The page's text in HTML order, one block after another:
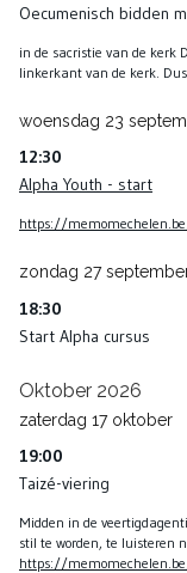
Oecumenisch bidden
in de sacristie van de kerk
linkerkant van de kerk.
woensdag 23
12:30
Alpha Youth - start
https://
zondag 27
18:30
Start Alpha cursus
Oktober 2026
zaterdag 17 oktober
19:00
Taizé-viering
Midden in de
stil te worden, te luisteren
https://